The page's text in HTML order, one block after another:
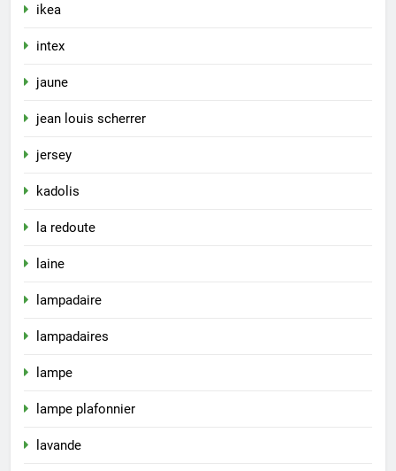
ikea
intex
jaune
jean louis scherrer
jersey
kadolis
la redoute
laine
lampadaire
lampadaires
lampe
lampe plafonnier
lavande